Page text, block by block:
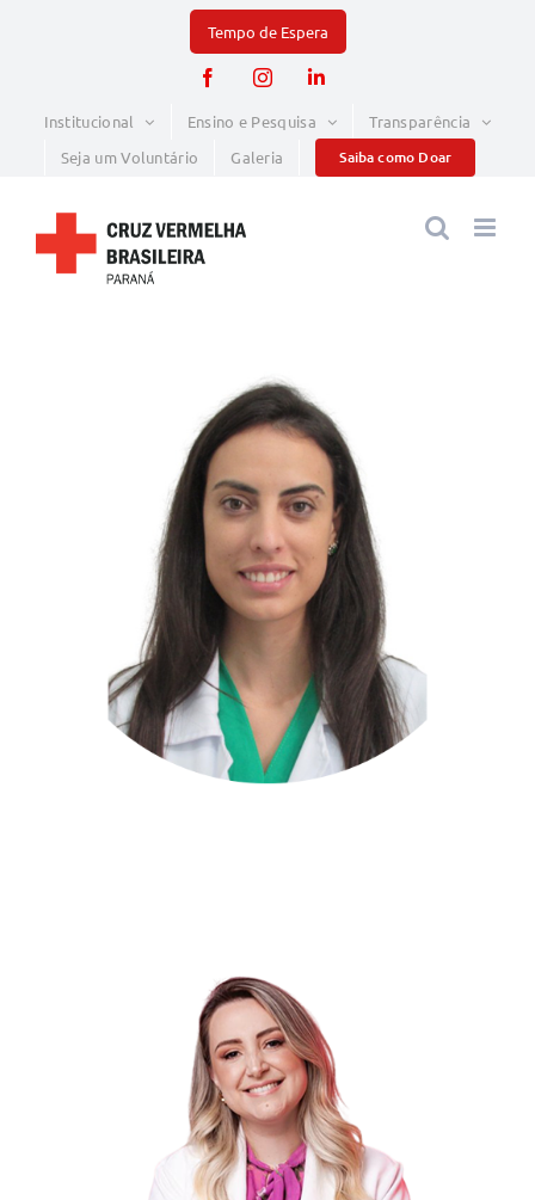
FacebookInstagramLinkedIn
Institucional Ensino e Pesquisa
Transparência
Seja um Voluntário
Galeria Saiba como Doar